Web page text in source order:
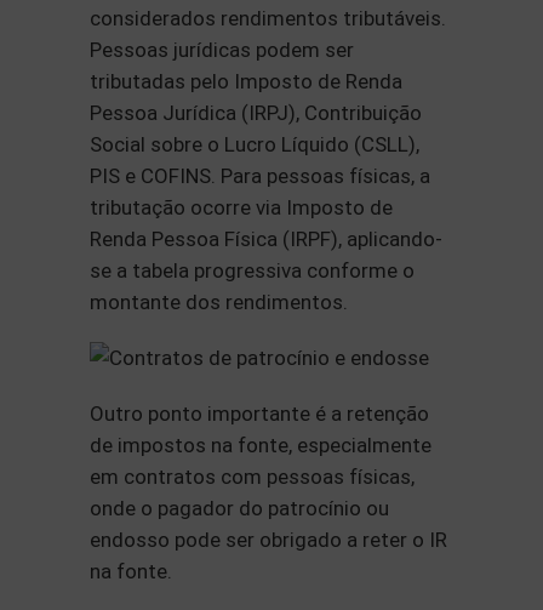
considerados rendimentos tributáveis.
Pessoas jurídicas podem ser
tributadas pelo Imposto de Renda
Pessoa Jurídica (IRPJ), Contribuição
Social sobre o Lucro Líquido (CSLL),
PIS e COFINS. Para pessoas físicas, a
tributação ocorre via Imposto de
Renda Pessoa Física (IRPF), aplicando-
se a tabela progressiva conforme o
montante dos rendimentos.
Outro ponto importante é a retenção
de impostos na fonte, especialmente
em contratos com pessoas físicas,
onde o pagador do patrocínio ou
endosso pode ser obrigado a reter o IR
na fonte.